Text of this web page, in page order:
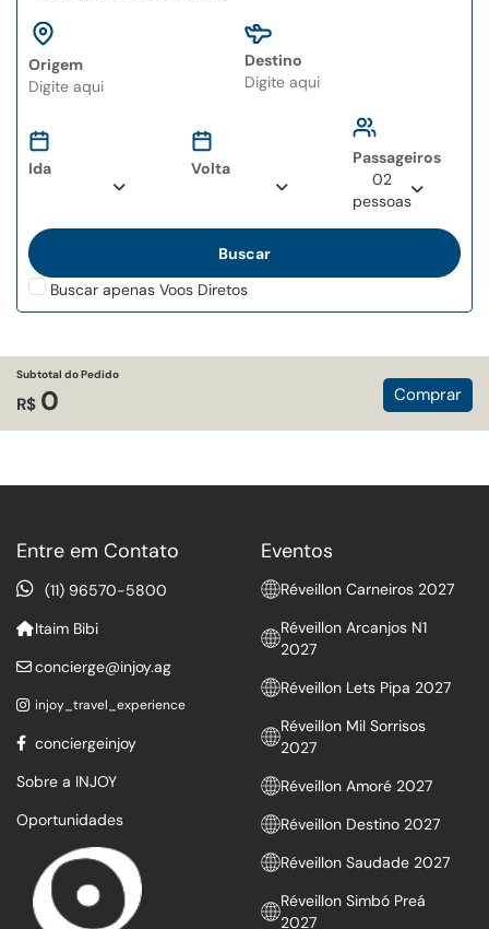
Origem
characters for results.
Destino
characters for results.
Ida Volta
Passageiros
02
pessoas
Buscar apenas Voos Diretos
Subtotal do Pedido
R$ 0 Comprar
Entre em Contato
(11) 96570-5800
Itaim Bibi
concierge@injoy.ag
injoy_travel_experience
conciergeinjoy
Sobre a INJOY
Oportunidades
Eventos
Réveillon Carneiros 2027
Réveillon Arcanjos N1
2027
Réveillon Lets Pipa 2027
Réveillon Mil Sorrisos
2027
Réveillon Amoré 2027
Réveillon Destino 2027
Réveillon Saudade 2027
Réveillon Simbó Preá
2027